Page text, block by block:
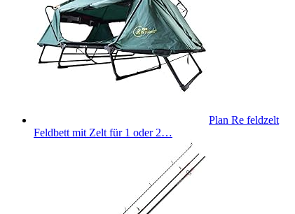
Plan Re feldzelt
Feldbett mit Zelt für 1 oder 2…